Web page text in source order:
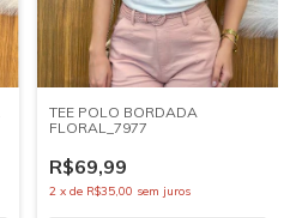
TEE POLO BORDADA
FLORAL_7977
R$69,99
2 x de R$35,00 sem juros